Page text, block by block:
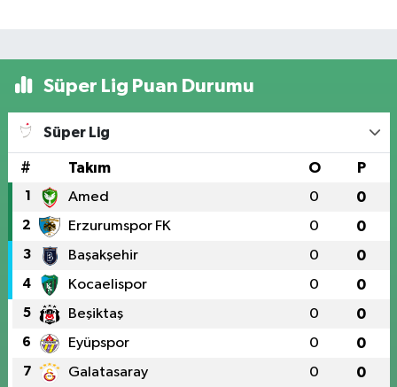
Süper Lig Puan Durumu
Süper Lig
# Takım O P
1 Amed 0 0
2 Erzurumspor FK 0 0
3 Başakşehir 0 0
4 Kocaelispor 0 0
5 Beşiktaş 0 0
6 Eyüpspor 0 0
7 Galatasaray 0 0